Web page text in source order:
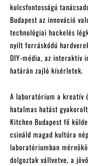
kulcsfontosságú
Budapest az innováció
technológiai hackelés
nyílt forráskódú
DIY-média, az interaktív
határán zajló kísérletek.
A laboratórium a kreatív
hatalmas hatást
Kitchen Budapest fő
csináld magad kultúra
laboratóriumban
dolgoztak vállvetve, a